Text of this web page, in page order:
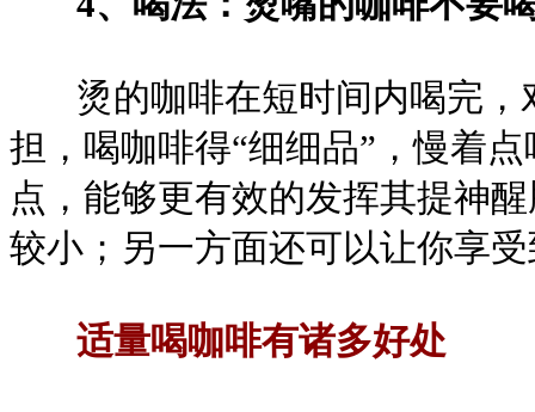
烫的咖啡在短时间内喝完，
担，喝咖啡得“细细品”，慢着
点，能够更有效的发挥其提神
较小；另一方面还可以让你享
适量喝咖啡有诸多好处